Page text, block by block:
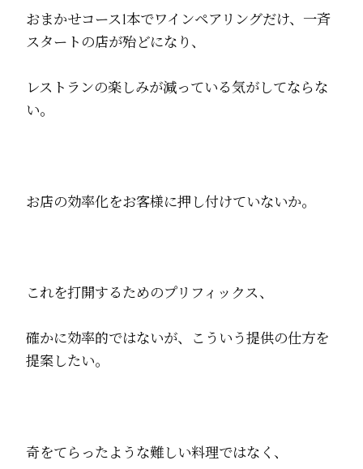
おまかせコース1本でワインペアリングだけ、一斉
スタートの店が殆どになり、
レストランの楽しみが減っている気がしてならな
い。
お店の効率化をお客様に押し付けていないか。
これを打開するためのプリフィックス、
確かに効率的ではないが、こういう提供の仕方を
提案したい。
奇をてらったような難しい料理ではなく、